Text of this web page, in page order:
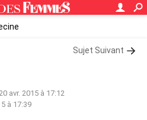
Sujet Suivant
avr. 2015 à 17:12
à 17:39